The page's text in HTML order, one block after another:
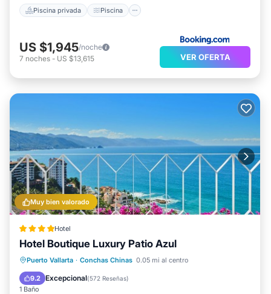
Piscina privada Piscina
US $1,945/noche
7 noches - US $13,615 VER OFERTA
Muy bien valorado
Hotel
Hotel Boutique Luxury Patio Azul
Puerto Vallarta · Conchas Chinas 0.05 mi al centro
9.2 Excepcional(572 Reseñas)
1 Baño
Spa Piscina
Balcón/Terraza
Desayuno